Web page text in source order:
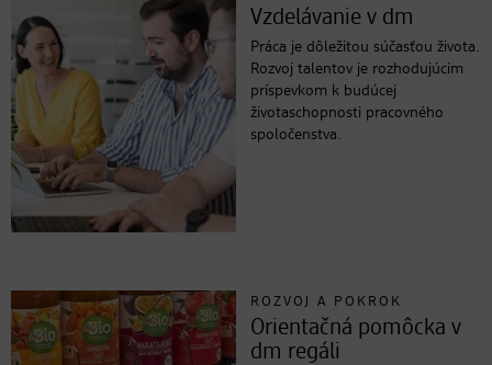
Vzdelávanie v dm
Práca je dôležitou súčasťou života.
Rozvoj talentov je rozhodujúcim
príspevkom k budúcej
životaschopnosti pracovného
spoločenstva.
ROZVOJ A POKROK
Orientačná pomôcka v
dm regáli